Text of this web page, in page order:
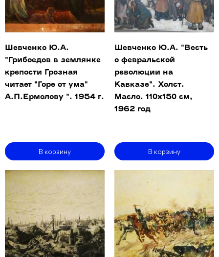
Шевченко Ю.А.
"Грибоедов в землянке
крепости Грозная
читает "Горе от ума"
А.П.Ермолову ". 1954 г.
В корзину
Шевченко Ю.А. "Весть
о февральской
революции на
Кавказе". Холст.
Масло. 110х150 см,
1962 год
В корзину